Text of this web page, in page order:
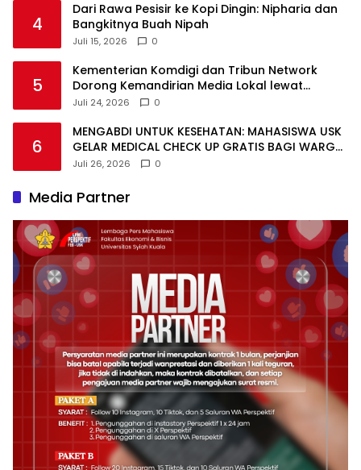
4
Dari Rawa Pesisir ke Kopi Dingin: Nipharia dan
Bangkitnya Buah Nipah
Juli 15, 2026 0
5
Kementerian Komdigi dan Tribun Network
Dorong Kemandirian Media Lokal lewat
Workshop di Banda Aceh
Juli 24, 2026 0
6
MENGABDI UNTUK KESEHATAN: MAHASISWA USK
GELAR MEDICAL CHECK UP GRATIS BAGI WARGA
DESA AGUSEN
Juli 26, 2026 0
Media Partner